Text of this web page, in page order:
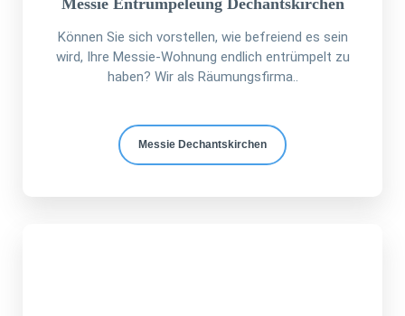
Messie Entrümpeleung Dechantskirchen
Können Sie sich vorstellen, wie befreiend es sein
wird, Ihre Messie-Wohnung endlich entrümpelt zu
haben? Wir als Räumungsfirma..
Messie Dechantskirchen